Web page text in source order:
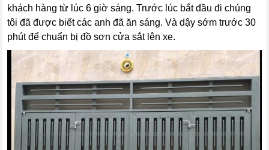
khách hàng từ lúc 6 giờ sáng. Trước lúc bắt đầu đi chúng
tôi đã được biết các anh đã ăn sáng. Và dậy sớm trước 30
phút để chuẩn bị đồ sơn cửa sắt lên xe.